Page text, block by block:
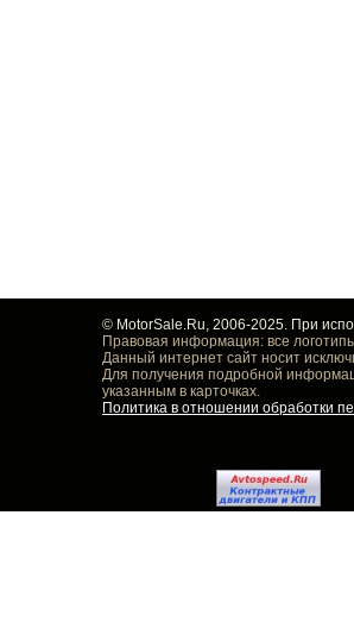
© MotorSale.Ru, 2006-2025. При
Правовая информация: все
Данный интернет сайт носит
Для получения подробной
указанным в карточках.
Политика в отношении обработки